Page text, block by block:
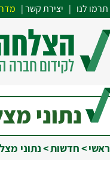
תרמו לנו | יצירת קשר|
נתוני
ראשי>חדשות>נתוני